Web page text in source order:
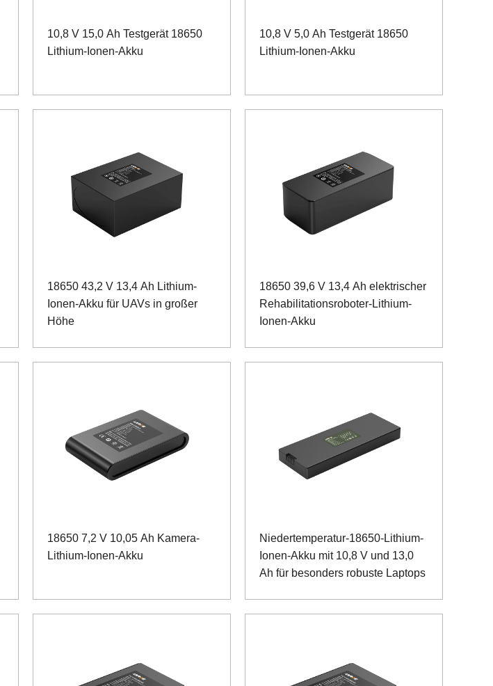
10,8 V 15,0 Ah Testgerät 18650
Lithium-Ionen-Akku
10,8 V 5,0 Ah Testgerät 18650
Lithium-Ionen-Akku
18650 43,2 V 13,4 Ah Lithium-
Ionen-Akku für UAVs in großer
Höhe
18650 39,6 V 13,4 Ah elektrischer
Rehabilitationsroboter-Lithium-
Ionen-Akku
18650 7,2 V 10,05 Ah Kamera-
Lithium-Ionen-Akku
Niedertemperatur-18650-Lithium-
Ionen-Akku mit 10,8 V und 13,0
Ah für besonders robuste Laptops